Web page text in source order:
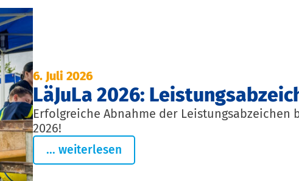
6. Juli 2026
LäJuLa 2026:
Erfolgreiche Abnahme der Leistungsabzeichen
2026!
... weiterlesen